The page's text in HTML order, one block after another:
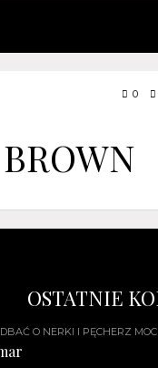
0
OSTATNIE
O NERKI I PĘCHERZ